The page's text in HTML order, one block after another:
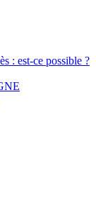
: est-ce possible ?